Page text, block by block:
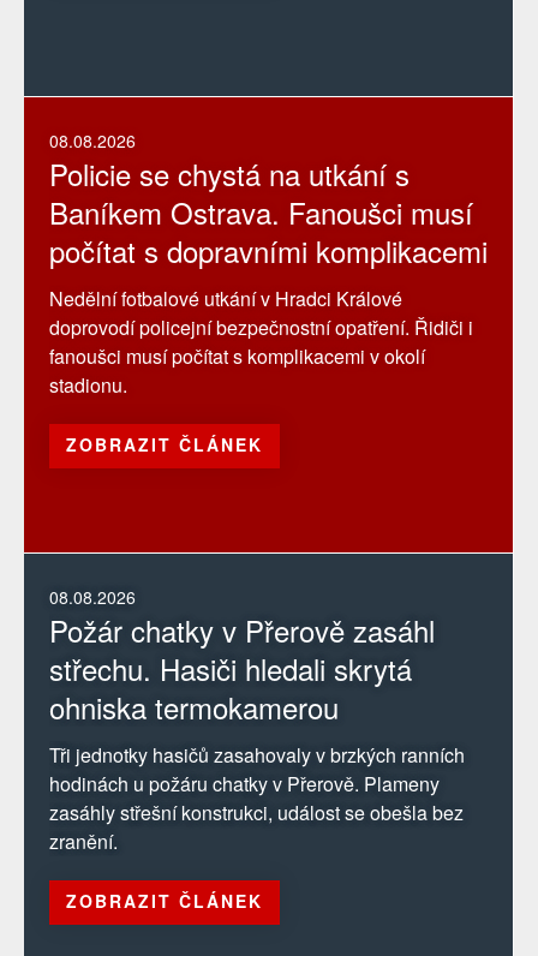
08.08.2026
Požár chatky v Přerově zasáhl
střechu. Hasiči hledali skrytá
ohniska termokamerou
Tři jednotky hasičů zasahovaly v brzkých ranních
hodinách u požáru chatky v Přerově. Plameny
zasáhly střešní konstrukci, událost se obešla bez
zranění.
ZOBRAZIT ČLÁNEK
08.08.2026
Policie se chystá na utkání s
Baníkem Ostrava. Fanoušci musí
počítat s dopravními komplikacemi
Nedělní fotbalové utkání v Hradci Králové
doprovodí policejní bezpečnostní opatření. Řidiči i
fanoušci musí počítat s komplikacemi v okolí
stadionu.
ZOBRAZIT ČLÁNEK